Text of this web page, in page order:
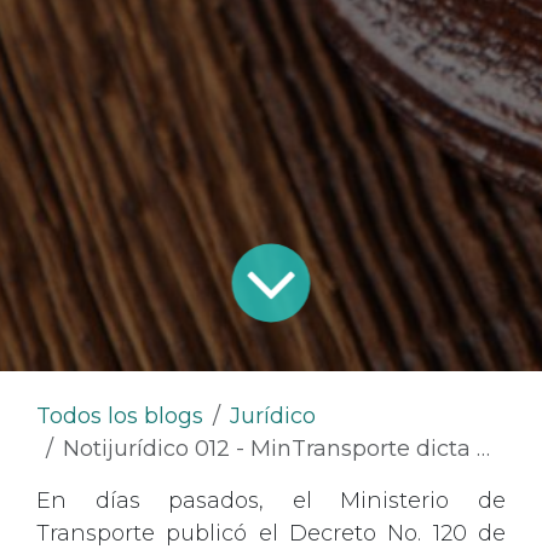
Todos los blogs
Jurídico
Notijurídico 012 - MinTransporte dicta medidas extraordinarias para el sector transporte en el marco del Estado de Conmoción Interior
En días pasados, el Ministerio de
Transporte publicó el Decreto No. 120 de